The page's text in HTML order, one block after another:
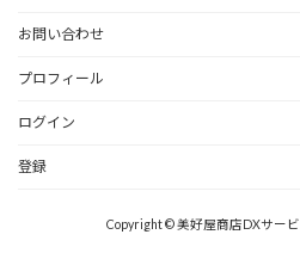
お問い合わせ
プロフィール
ログイン
登録
Copyright © 美好屋商店DXサービ